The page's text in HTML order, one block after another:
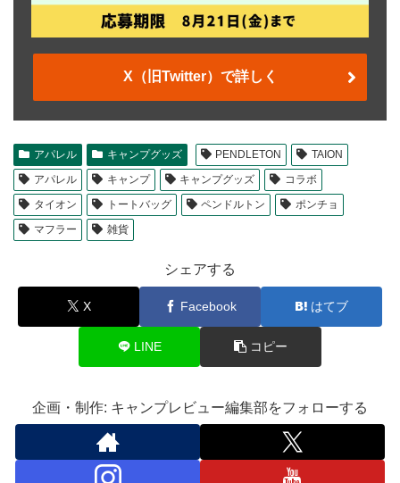
X（旧Twitter）で詳しく
アパレル キャンプグッズ PENDLETON
TAION
アパレル
キャンプ キャンプグッズ
コラボ
タイオン
トートバッグ ペンドルトン
ポンチョ
マフラー
雑貨
シェアする
X Facebook はてブ
LINE コピー
企画・制作: キャンプレビュー編集部をフォローする